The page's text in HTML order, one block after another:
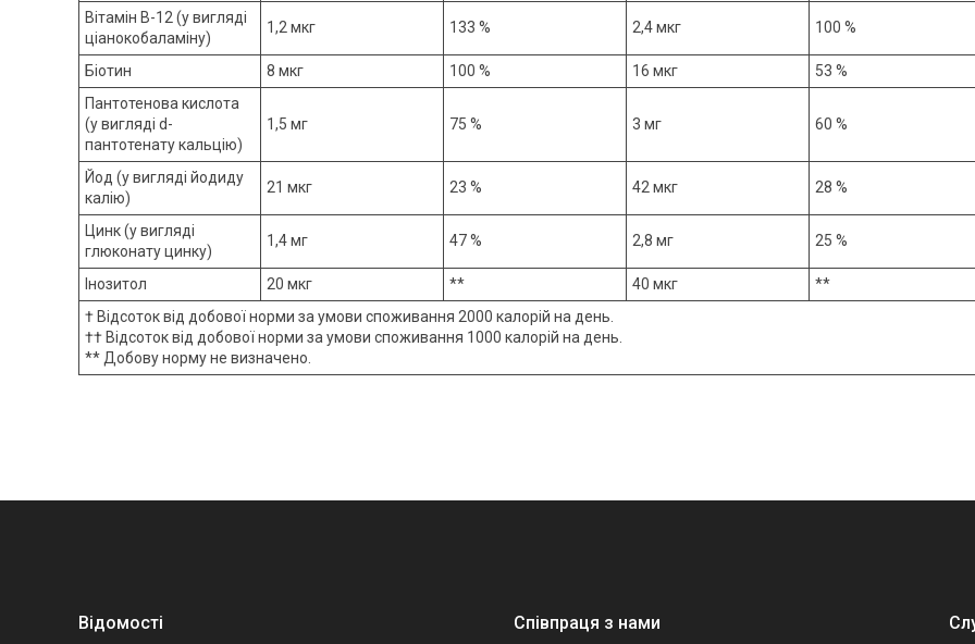
Вітамін B-12 (у вигляді
ціанокобаламіну)
1,2 мкг 133 % 2,4 мкг 100 %
Біотин 8 мкг 100 % 16 мкг
53 %
Пантотенова кислота
(у вигляді d-
пантотенату кальцію)
1,5 мг 75 % 3 мг 60 %
Йод (у вигляді йодиду
калію)
21 мкг 23 % 42 мкг 28 %
Цинк (у вигляді
глюконату цинку)
1,4 мг 47 % 2,8 мг 25 %
Інозитол 20 мкг ** 40 мкг
**
† Відсоток від добової норми за умови споживання 2000 калорій на день.
†† Відсоток від добової норми за умови споживання 1000 калорій на день.
** Добову норму не визначено.
Відомості Співпраця з нами